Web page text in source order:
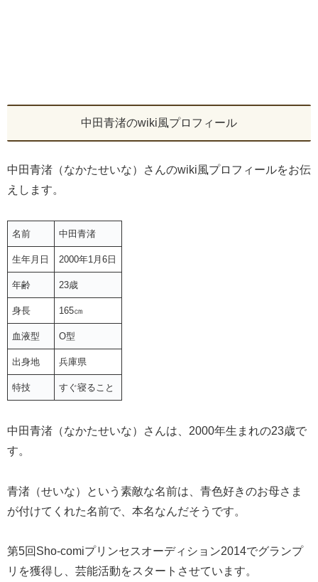
中田青渚のwiki風プロフィール
中田青渚（なかたせいな）さんのwiki風プロフィールをお伝
えします。
名前 中田青渚
生年月日 2000年1月6日
年齢 23歳
身長 165㎝
血液型 O型
出身地 兵庫県
特技 すぐ寝ること
中田青渚（なかたせいな）さんは、2000年生まれの23歳で
す。
青渚（せいな）という素敵な名前は、青色好きのお母さま
が付けてくれた名前で、本名なんだそうです。
第5回Sho-comiプリンセスオーディション2014でグランプ
リを獲得し、芸能活動をスタートさせています。